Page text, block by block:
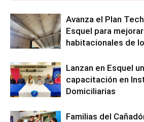
Avanza el Plan
Esquel para
habitacionales de
Lanzan en Esquel
capacitación en
Domiciliarias
Familias del